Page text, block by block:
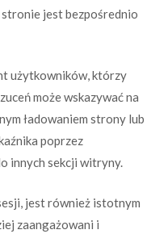
stronie jest bezpośrednio
użytkowników, którzy
może wskazywać na
ładowaniem strony lub
poprzez
innych sekcji witryny.
jest również istotnym
zaangażowani i